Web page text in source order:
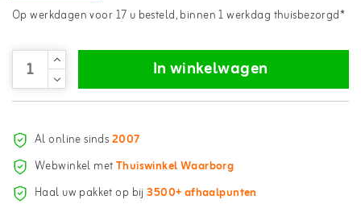
Op werkdagen voor 17 u besteld, binnen 1 werkdag thuisbezorgd*
In winkelwagen
Al online sinds2007
Webwinkel metThuiswinkel Waarborg
Haal uw pakket op bij3500+ afhaalpunten